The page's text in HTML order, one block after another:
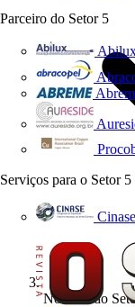
Parceiro do Setor 5
Serviços para o Setor 5
Cinase
Notícias do